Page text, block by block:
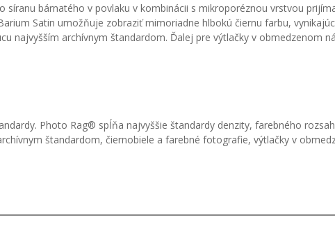
bárnatého v povlaku v kombinácii s mikroporéznou vrstvou
Satin umožňuje zobraziť mimoriadne hlbokú čiernu farbu,
najvyšším archívnym štandardom. Ďalej pre výtlačky v obmedzenom
Photo Rag® spĺňa najvyššie štandardy denzity, farebného
štandardom, čiernobiele a farebné fotografie, výtlačky v